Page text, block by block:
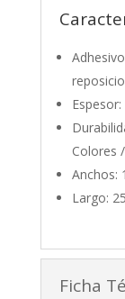
Colores
Anchos:
Largo:
Ficha